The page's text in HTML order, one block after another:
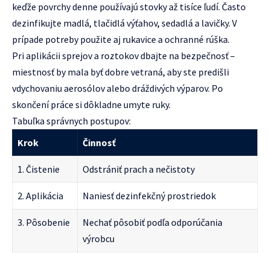
keďže povrchy denne používajú stovky až tisíce ľudí. Často
dezinfikujte madlá, tlačidlá výťahov, sedadlá a lavičky. V
prípade potreby použite aj rukavice a ochranné rúška.
Pri aplikácii sprejov a roztokov dbajte na bezpečnosť –
miestnosť by mala byť dobre vetraná, aby ste predišli
vdychovaniu aerosólov alebo dráždivých výparov. Po
skončení práce si dôkladne umyte ruky.
Tabuľka správnych postupov:
Krok
Činnosť
1. Čistenie Odstrániť prach a nečistoty
2. Aplikácia Naniesť dezinfekčný prostriedok
3. Pôsobenie
Nechať pôsobiť podľa odporúčania
výrobcu